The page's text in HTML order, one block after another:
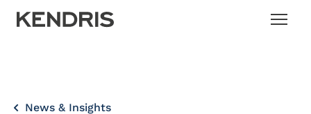
News & Insights